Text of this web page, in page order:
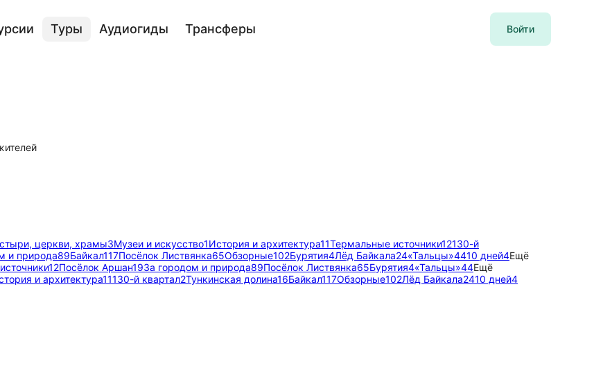
Туры Аудиогиды Трансферы Войти
церкви, храмы3Музеи и искусство1История и архитектура11Термальные источники12130-й
и природа89Байкал117Посёлок Листвянка65Обзорные102Бурятия4Лёд Байкала24«Тальцы»4410 дней4Ещё
12Посёлок Аршан19За городом и природа89Посёлок Листвянка65Бурятия4«Тальцы»44Ещё
и архитектура11130-й квартал2Тункинская долина16Байкал117Обзорные102Лёд Байкала2410 дней4